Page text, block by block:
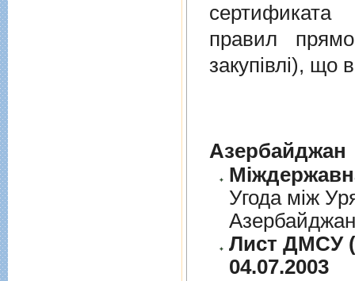
правил
закупівлі), що
Азербайджан
Угода між
Лист ДМСУ
04.07.2003